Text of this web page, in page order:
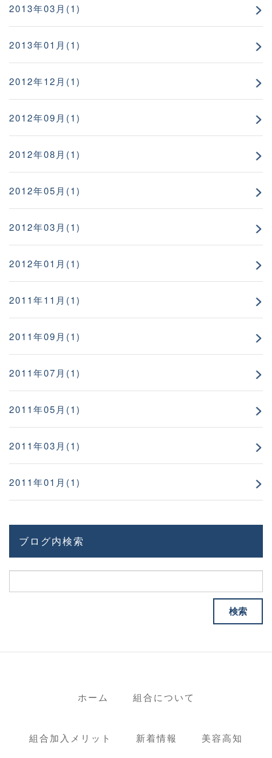
2013年03月(1)
2013年01月(1)
2012年12月(1)
2012年09月(1)
2012年08月(1)
2012年05月(1)
2012年03月(1)
2012年01月(1)
2011年11月(1)
2011年09月(1)
2011年07月(1)
2011年05月(1)
2011年03月(1)
2011年01月(1)
ブログ内検索
ホーム 組合について
組合加入メリット 新着情報 美容高知